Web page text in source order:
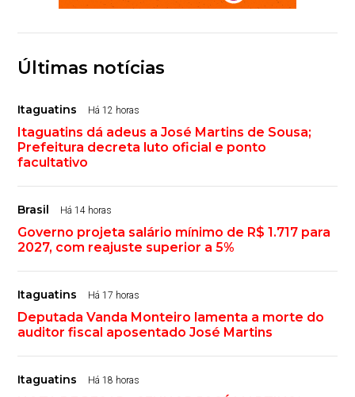
Últimas notícias
Itaguatins Há 12 horas
Itaguatins dá adeus a José Martins de Sousa;
Prefeitura decreta luto oficial e ponto
facultativo
Brasil Há 14 horas
Governo projeta salário mínimo de R$ 1.717 para
2027, com reajuste superior a 5%
Itaguatins Há 17 horas
Deputada Vanda Monteiro lamenta a morte do
auditor fiscal aposentado José Martins
Itaguatins Há 18 horas